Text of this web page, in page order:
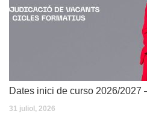
Dates inici de curso 2026/2027
31 juliol, 2026